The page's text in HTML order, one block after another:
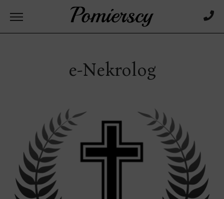
e-Nekrolog